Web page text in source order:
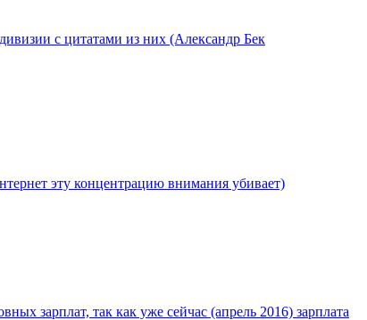
с цитатами из них (Александр Бек
эту концентрацию внимания убивает)
зарплат, так как уже сейчас (апрель 2016) зарплата